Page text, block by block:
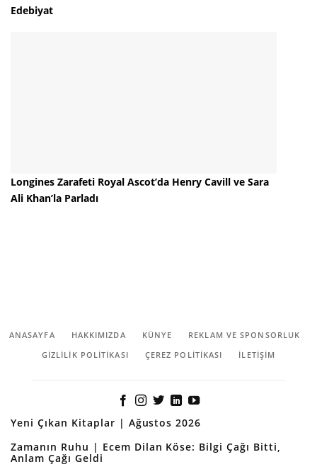
Edebiyat
Longines Zarafeti Royal Ascot’da Henry Cavill ve Sara
Ali Khan’la Parladı
ANASAYFA HAKKIMIZDA KÜNYE
REKLAM VE SPONSORLUK
GIZLILIK POLITIKASI
ÇEREZ POLITIKASI İLETİŞİM
Yeni Çıkan Kitaplar | Ağustos 2026
Zamanın Ruhu | Ecem Dilan Köse: Bilgi Çağı Bitti,
Anlam Çağı Geldi